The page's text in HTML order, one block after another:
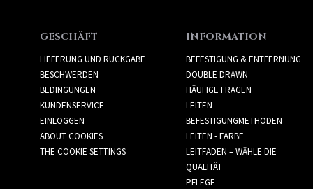
GESCHÄFT
LIEFERUNG UND RÜCKGABE
BESCHWERDEN
BEDINGUNGEN
KUNDENSERVICE
EINLOGGEN
ABOUT COOKIES
THE COOKIE SETTINGS
INFORMATION
BEFESTIGUNG & ENTFERNUNG
DOUBLE DRAWN
HÄUFIGE FRAGEN
LEITEN -
BEFESTIGUNGMETHODEN
LEITEN - FARBE
LEITFADEN – WÄHLE DIE
QUALITÄT
PFLEGE